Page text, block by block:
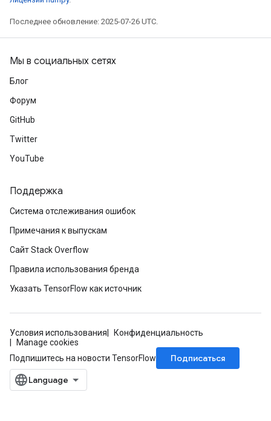
Последнее обновление: 2025-07-26 UTC.
Мы в социальных сетях
Блог
Форум
GitHub
Twitter
YouTube
Поддержка
Система отслеживания ошибок
Примечания к выпускам
Сайт Stack Overflow
Правила использования бренда
Указать TensorFlow как источник
Условия использования
Конфиденциальность
Manage cookies
Подпишитесь на новости TensorFlow
Подписаться